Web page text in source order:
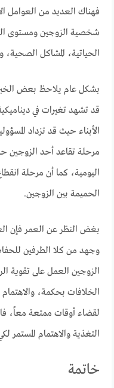
فهناك العديد من العوامل
شخصية الزوجين ومستوى
الحياتية، المشاكل الصحية،
بشكل عام يلاحظ بعض
قد تشهد تغيرات في
الأبناء حيث قد تزداد
مرحلة تقاعد أحد الزوجين
اليومية، كما أن مرحلة
الحميمة بين الزوجين.
بغض النظر عن العمر فإن
وجهد من كلا الطرفين
الزوجين العمل على تقوية
الخلافات بحكمة،
لقضاء أوقات ممتعة معاً،
التغذية والاهتمام المستمر
خاتمة